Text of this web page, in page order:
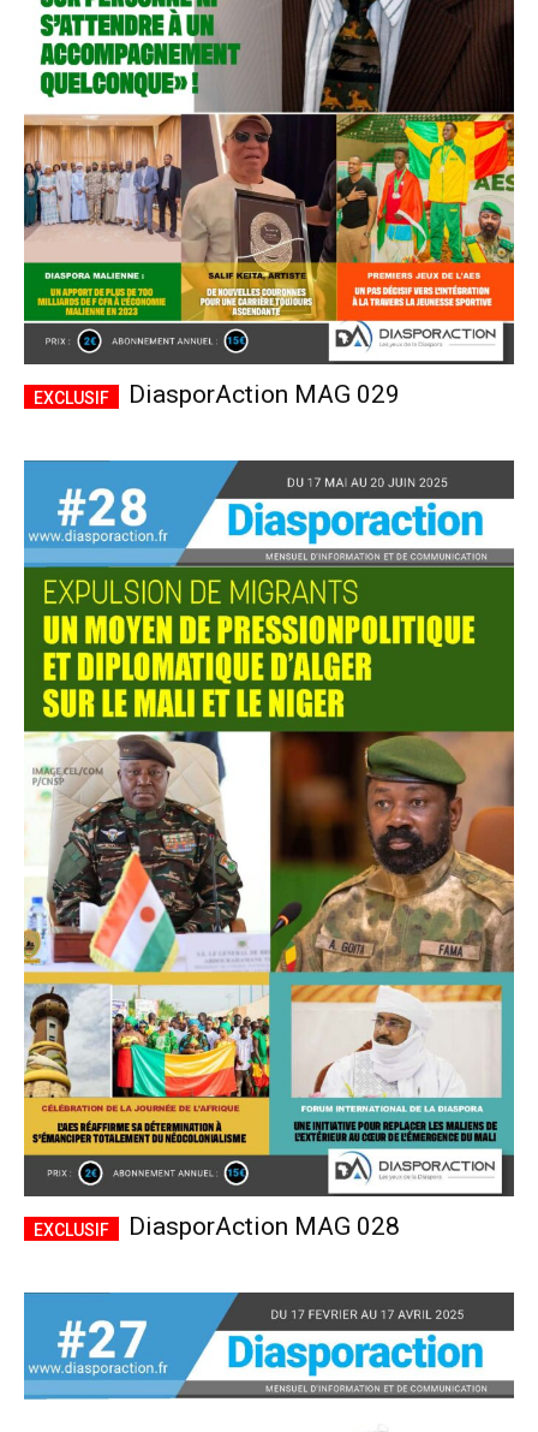
DiasporAction MAG 029
DiasporAction MAG 028